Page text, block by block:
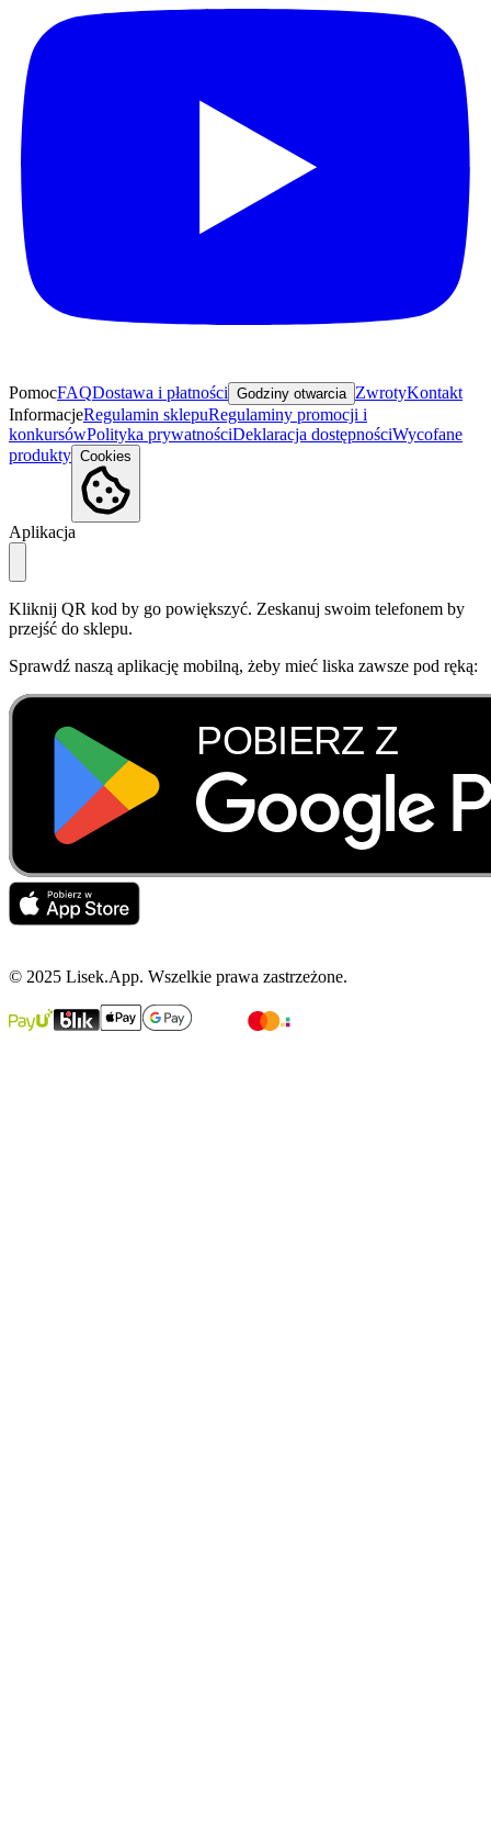
PomocFAQDostawa i płatności Godziny otwarcia ZwrotyKontakt
InformacjeRegulamin sklepuRegulaminy promocji i
konkursówPolityka prywatnościDeklaracja dostępnościWycofane
produkty Cookies
Aplikacja
Kliknij QR kod by go powiększyć. Zeskanuj swoim telefonem by
przejść do sklepu.
Sprawdź naszą aplikację mobilną, żeby mieć liska zawsze pod ręką:
© 2025 Lisek.App. Wszelkie prawa zastrzeżone.